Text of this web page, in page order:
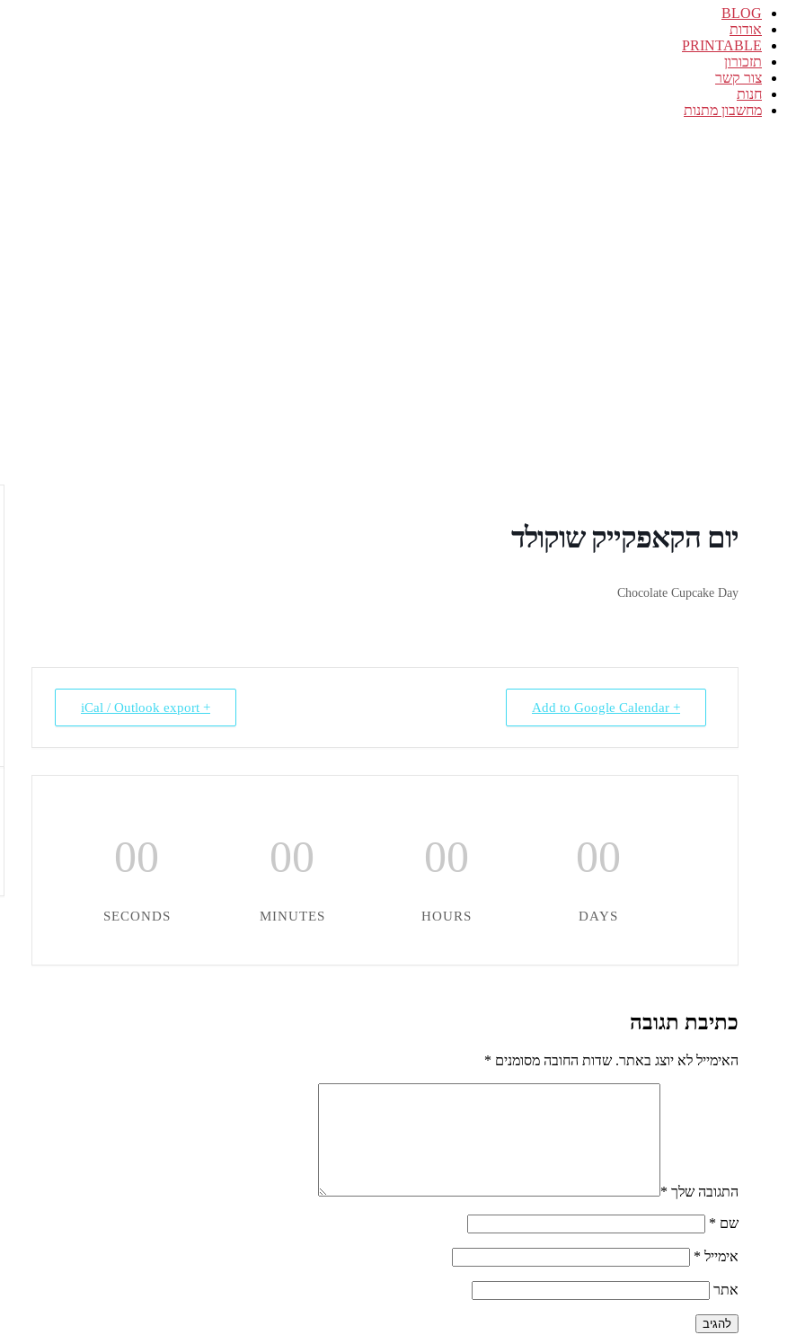
BLOG
אודות
PRINTABLE
תזכורון
צור קשר
חנות
מחשבון מתנות
יום הקאפקייק שוקולד
Chocolate Cupcake Day
+ Add to Google Calendar
+ iCal / Outlook export
00
DAYS
00
HOURS
00
MINUTES
00
SECONDS
כתיבת תגובה
האימייל לא יוצג באתר. שדות החובה מסומנים *
התגובה שלך *
שם *
אימייל *
אתר